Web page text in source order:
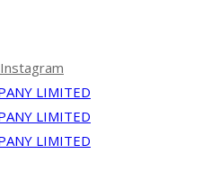
Instagram